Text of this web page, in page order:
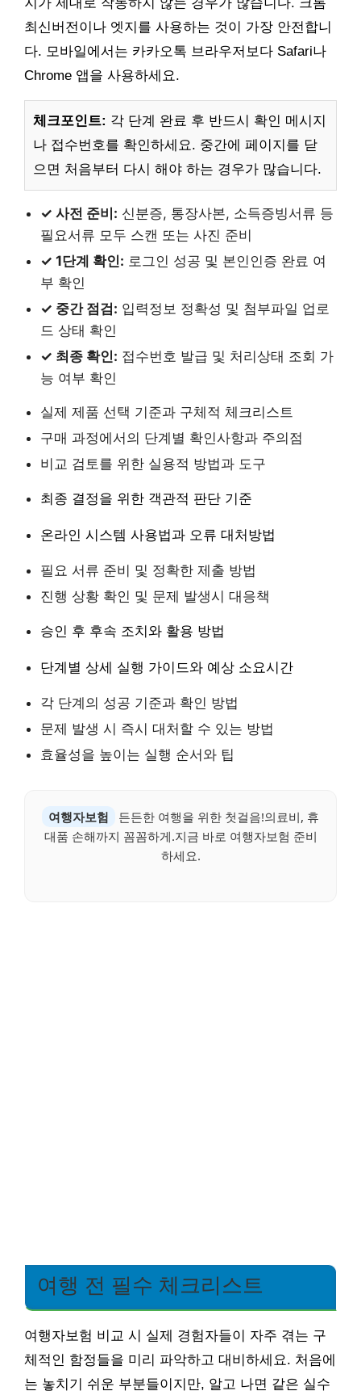
최신버전이나 엣지를 사용하는 것이 가장 안전합니
다. 모바일에서는 카카오톡 브라우저보다 Safari나
Chrome 앱을 사용하세요.
체크포인트: 각 단계 완료 후 반드시 확인 메시지
나 접수번호를 확인하세요. 중간에 페이지를 닫
으면 처음부터 다시 해야 하는 경우가 많습니다.
✓ 사전 준비: 신분증, 통장사본, 소득증빙서류 등
필요서류 모두 스캔 또는 사진 준비
✓ 1단계 확인: 로그인 성공 및 본인인증 완료 여
부 확인
✓ 중간 점검: 입력정보 정확성 및 첨부파일 업로
드 상태 확인
✓ 최종 확인: 접수번호 발급 및 처리상태 조회 가
능 여부 확인
실제 제품 선택 기준과 구체적 체크리스트
구매 과정에서의 단계별 확인사항과 주의점
비교 검토를 위한 실용적 방법과 도구
최종 결정을 위한 객관적 판단 기준
온라인 시스템 사용법과 오류 대처방법
필요 서류 준비 및 정확한 제출 방법
진행 상황 확인 및 문제 발생시 대응책
승인 후 후속 조치와 활용 방법
단계별 상세 실행 가이드와 예상 소요시간
각 단계의 성공 기준과 확인 방법
문제 발생 시 즉시 대처할 수 있는 방법
효율성을 높이는 실행 순서와 팁
여행자보험
든든한 여행을 위한 첫걸음!의료비, 휴
대품 손해까지 꼼꼼하게.지금 바로 여행자보험 준비
하세요.
여행 전 필수 체크리스트
여행자보험 비교 시 실제 경험자들이 자주 겪는 구
체적인 함정들을 미리 파악하고 대비하세요. 처음에
는 놓치기 쉬운 부분들이지만, 알고 나면 같은 실수